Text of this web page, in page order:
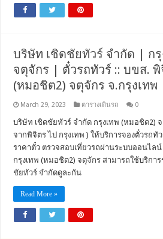
บริษัท เชิดชัยทัวร์ จำกัด | ก
จตุจักร | ตั๋วรถทัวร์ :: บขส. พิ
(หมอชิต2) จตุจักร จ.กรุงเทพ
March 29, 2023 ตารางเดินรถ 0
บริษัท เชิดชัยทัวร์ จำกัด กรุงเทพ (หมอชิต2)
จากพิจิตร ไป กรุงเทพ ) ให้บริการจองตั๋วรถทั
ราคาตั๋ว ตรวจสอบเที่ยวรถผ่านระบบออนไลน์
กรุงเทพ (หมอชิต2) จตุจักร สามารถใช้บริกา
ชัยทัวร์ จำกัดดูละกัน
Read More »